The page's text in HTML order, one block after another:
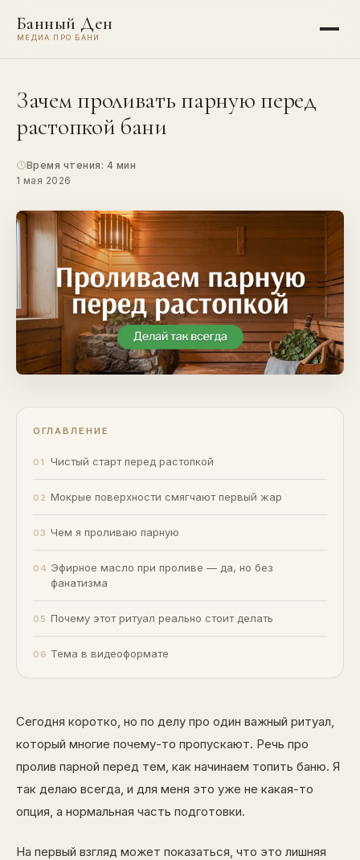
Банный Ден
МЕДИА ПРО БАНИ
Зачем проливать парную перед
растопкой бани
Время чтения: 4 мин
1 мая 2026
ОГЛАВЛЕНИЕ
Чистый старт перед растопкой
Мокрые поверхности смягчают первый жар
Чем я проливаю парную
Эфирное масло при проливе — да, но без
фанатизма
Почему этот ритуал реально стоит делать
Тема в видеоформате
Сегодня коротко, но по делу про один важный ритуал,
который многие почему-то пропускают. Речь про
пролив парной перед тем, как начинаем топить баню. Я
так делаю всегда, и для меня это уже не какая-то
опция, а нормальная часть подготовки.
На первый взгляд может показаться, что это лишняя